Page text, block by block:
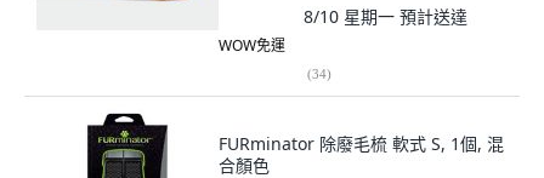
8/10 星期一 預計送達
WOW免運
(34)
FURminator 除廢毛梳 軟式 S, 1個, 混
合顏色